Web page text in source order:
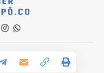
Deportes SAS